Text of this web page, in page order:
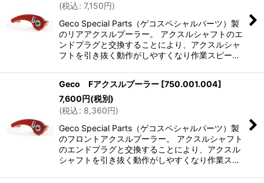
(税込: 7,150円)
Geco Special Parts（ゲコスペシャルパーツ）製
のリアアクスルプーラー。 アクスルシャフトのエ
ンドプラグと交換することにより、アクスルシャ
フトを引き抜く動作がしやすくなり作業スピー…
Geco Fアクスルプーラー [750.001.004]
7,600円(税別)
(税込: 8,360円)
Geco Special Parts（ゲコスペシャルパーツ）製
のフロントアクスルプーラー。 アクスルシャフト
のエンドプラグと交換することにより、アクスル
シャフトを引き抜く動作がしやすくなり作業ス…